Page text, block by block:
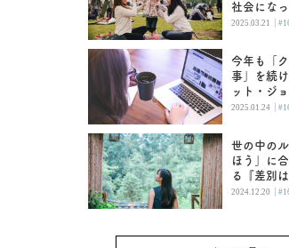
社会にな
という名
2025.03.21 |
今年も「
事」を続
ット・ジ
いい仕事の
2025.01.24 |
世の中の
ほう」に
る『差別
い人がする
2024.12.20 |